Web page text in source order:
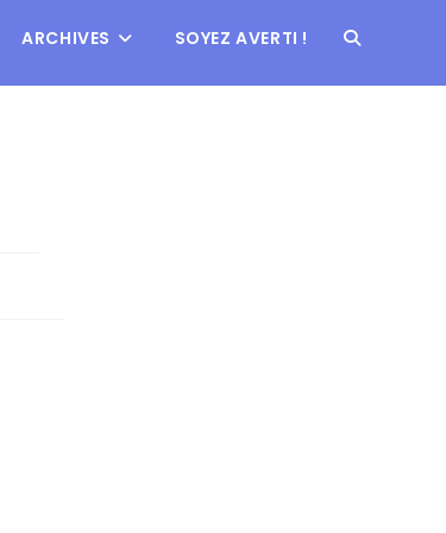
ARCHIVES SOYEZ AVERTI !